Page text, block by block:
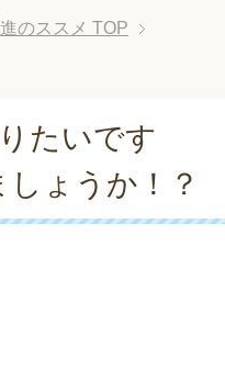
のススメ TOP
たいです
ょうか！？